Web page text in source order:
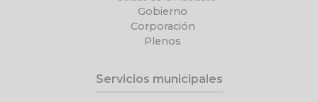
Gobierno
Corporación
Plenos
Servicios municipales